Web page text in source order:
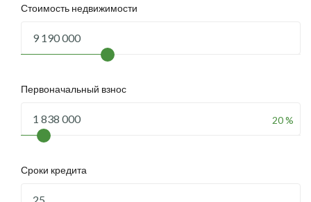
Стоимость недвижимости
Первоначальный взнос
20 %
Сроки кредита